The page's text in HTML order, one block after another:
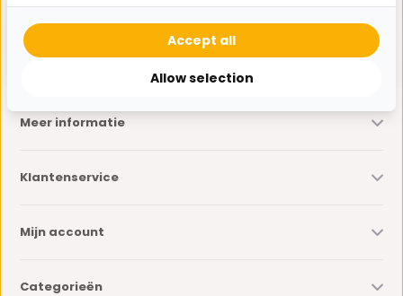
* Lees hier de wettelijke beperkingen
Meer informatie
Klantenservice
Mijn account
Categorieën
Allow selection
Accept all